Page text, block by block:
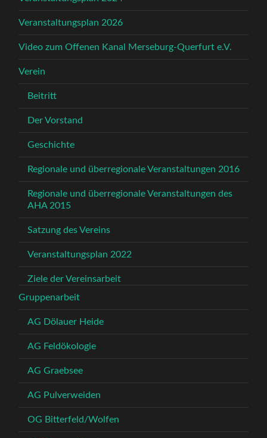
Veranstaltungsplan 2026
Video zum Offenen Kanal Merseburg-Querfurt e.V.
Verein
Beitritt
Der Vorstand
Geschichte
Regionale und überregionale Veranstaltungen 2016
Regionale und überregionale Veranstaltungen des
AHA 2015
Satzung des Vereins
Veranstaltungsplan 2022
Ziele der Vereinsarbeit
Gruppenarbeit
AG Dölauer Heide
AG Feldökologie
AG Graebsee
AG Pulverweiden
OG Bitterfeld/Wolfen